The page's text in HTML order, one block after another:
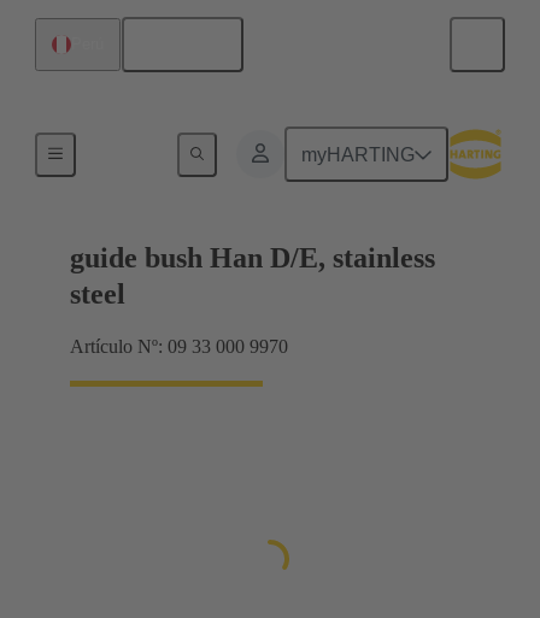
myHARTING
Elementos de codificación y guía
guide bush Han D/E, stainless
steel
Artículo Nº: 09 33 000 9970